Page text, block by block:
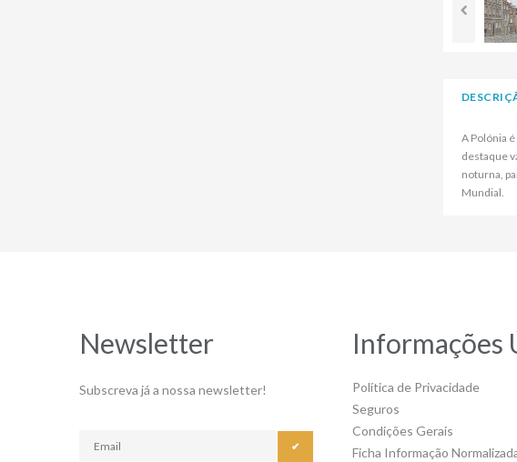
A Polónia
destaque
noturna,
Mundial.
Newsletter
Subscreva já a nossa newsletter!
✔
Informações
Política de Privacidade
Seguros
Condições Gerais
Ficha Informação